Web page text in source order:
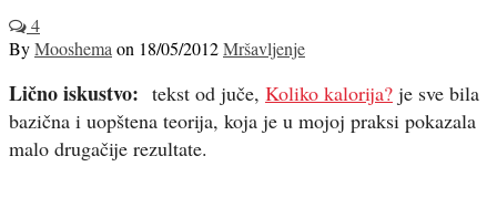
4
ByMooshema on 18/05/2012Mršavljenje
Lično iskustvo: tekst od juče, Koliko kalorija? je sve bila
bazična i uopštena teorija, koja je u mojoj praksi pokazala
malo drugačije rezultate.